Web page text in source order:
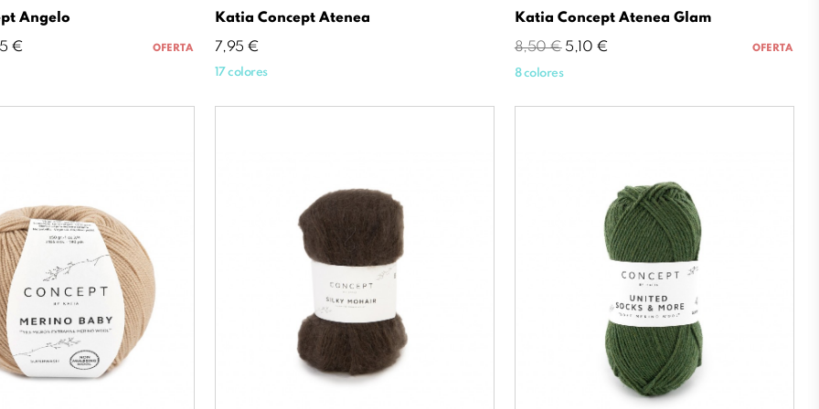
Angelo
€ OFERTA
Katia Concept Atenea
Precio
7,95 €
17 colores
Katia Concept Atenea Glam
Precio
base
8,50 € Precio
5,10 € OFERTA
8 colores